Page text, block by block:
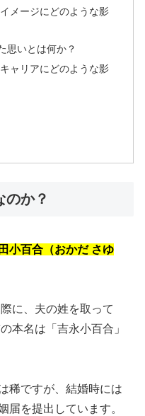
メージにどのような影
思いとは何か？
ャリアにどのような影
のか？
小百合（おかだ さゆ
に、夫の姓を取って
本名は「吉永小百合」
稀ですが、結婚時には
届を提出しています。